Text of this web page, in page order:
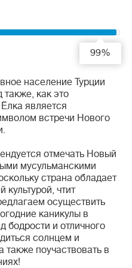
99%
население Турции
как это
является
встречи Нового
отмечать Новый
мусульманскими
страна обладает
культурой, чтит
осуществить
каникулы в
бодрости и отличного
солнцем и
поучаствовать в